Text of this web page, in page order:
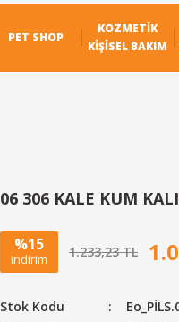
PET SHOP
KOZMETIK
KIŞISEL BAKIM
06 306 KALE KUM
%15
indirim 1.233,23 TL
Stok Kodu